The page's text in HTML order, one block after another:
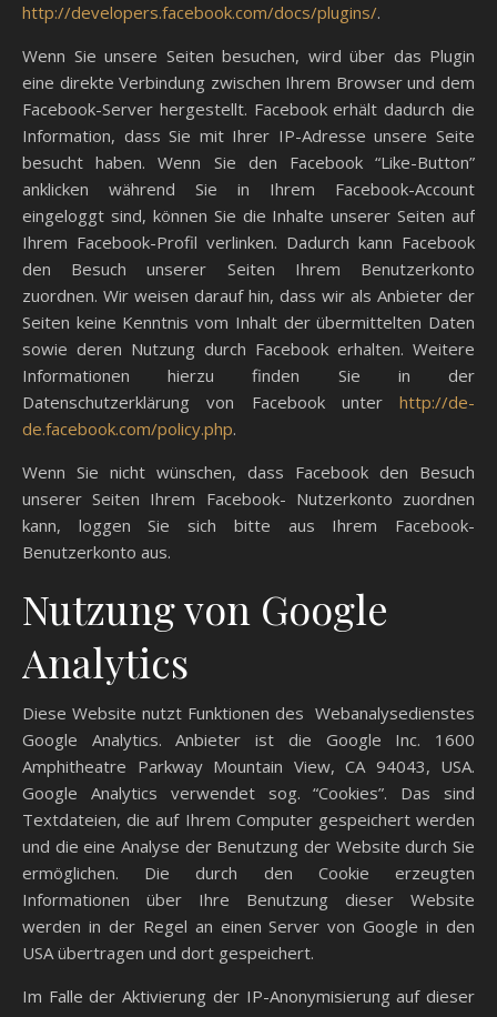
http://developers.facebook.com/docs/plugins/.
Wenn Sie unsere Seiten besuchen, wird über das Plugin
eine direkte Verbindung zwischen Ihrem Browser und dem
Facebook-Server hergestellt. Facebook erhält dadurch die
Information, dass Sie mit Ihrer IP-Adresse unsere Seite
besucht haben. Wenn Sie den Facebook “Like-Button”
anklicken während Sie in Ihrem Facebook-Account
eingeloggt sind, können Sie die Inhalte unserer Seiten auf
Ihrem Facebook-Profil verlinken. Dadurch kann Facebook
den Besuch unserer Seiten Ihrem Benutzerkonto
zuordnen. Wir weisen darauf hin, dass wir als Anbieter der
Seiten keine Kenntnis vom Inhalt der übermittelten Daten
sowie deren Nutzung durch Facebook erhalten. Weitere
Informationen hierzu finden Sie in der
Datenschutzerklärung von Facebook unter http://de-
de.facebook.com/policy.php.
Wenn Sie nicht wünschen, dass Facebook den Besuch
unserer Seiten Ihrem Facebook- Nutzerkonto zuordnen
kann, loggen Sie sich bitte aus Ihrem Facebook-
Benutzerkonto aus.
Nutzung von Google
Analytics
Diese Website nutzt Funktionen des Webanalysedienstes
Google Analytics. Anbieter ist die Google Inc. 1600
Amphitheatre Parkway Mountain View, CA 94043, USA.
Google Analytics verwendet sog. “Cookies”. Das sind
Textdateien, die auf Ihrem Computer gespeichert werden
und die eine Analyse der Benutzung der Website durch Sie
ermöglichen. Die durch den Cookie erzeugten
Informationen über Ihre Benutzung dieser Website
werden in der Regel an einen Server von Google in den
USA übertragen und dort gespeichert.
Im Falle der Aktivierung der IP-Anonymisierung auf dieser